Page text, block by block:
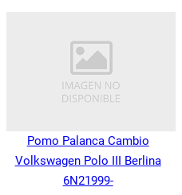
Pomo Palanca Cambio
Volkswagen Polo III Berlina
6N21999-